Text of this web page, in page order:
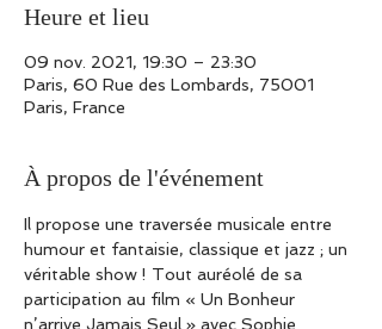
Heure et lieu
09 nov. 2021, 19:30 – 23:30
Paris, 60 Rue des Lombards, 75001
Paris, France
À propos de l'événement
Il propose une traversée musicale entre
humour et fantaisie, classique et jazz ; un
véritable show ! Tout auréolé de sa
participation au film « Un Bonheur
n’arrive Jamais Seul » avec Sophie